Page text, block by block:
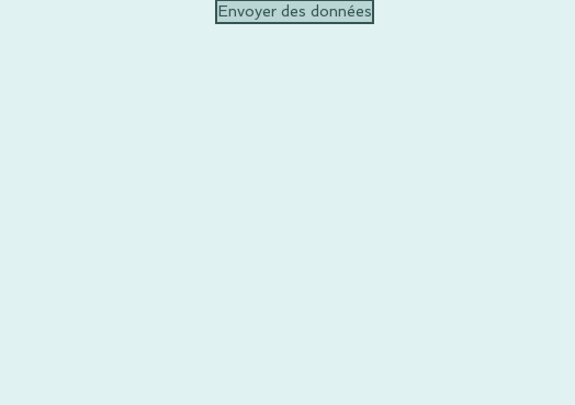
Envoyer des données